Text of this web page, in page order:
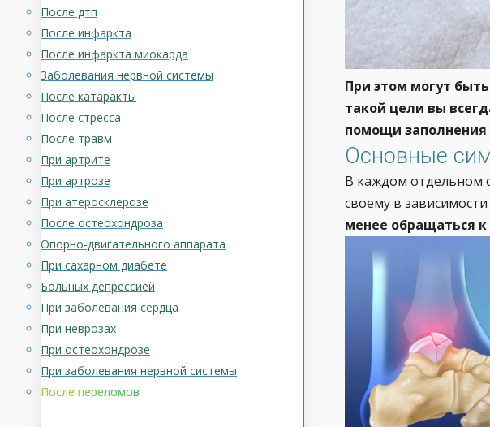
При этом могут
такой цели вы
помощи заполнения
Основные
В каждом отдельном
своему в
менее обращаться
После дтп
После инфаркта
После инфаркта миокарда
Заболевания нервной системы
После катаракты
После стресса
После травм
При артрите
При артрозе
При атеросклерозе
После остеохондроза
Опорно-двигательного аппарата
При сахарном диабете
Больных депрессией
При заболевания сердца
При неврозах
При остеохондрозе
При заболевания нервной системы
После переломов